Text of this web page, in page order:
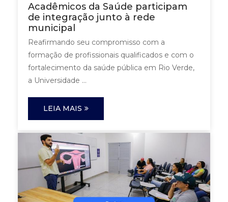
Acadêmicos da Saúde participam
de integração junto à rede
municipal
Reafirmando seu compromisso com a
formação de profissionais qualificados e com o
fortalecimento da saúde pública em Rio Verde,
a Universidade ...
LEIA MAIS